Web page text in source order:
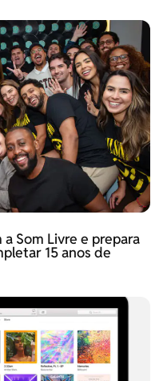
a Som Livre e prepara
15 anos de